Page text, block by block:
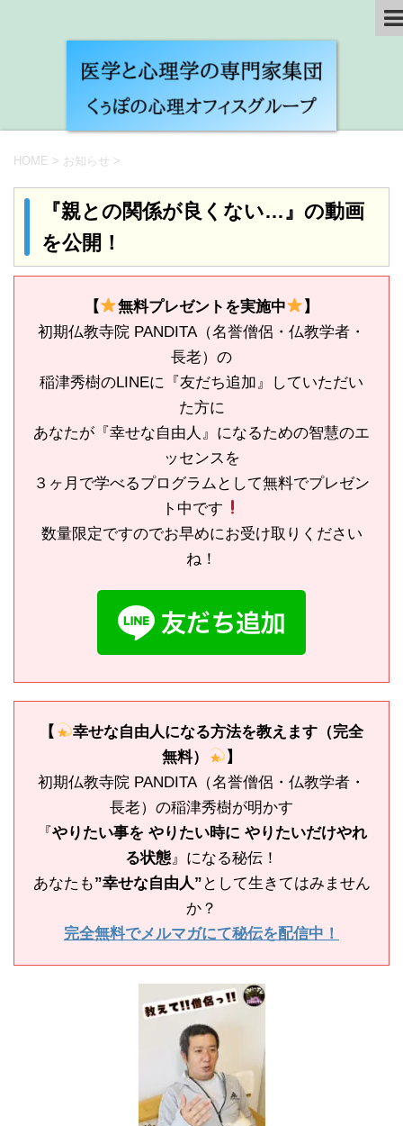
HOME > お知らせ >
『親との関係が良くない…』の動画
を公開！
【 無料プレゼントを実施中
】
初期仏教寺院 PANDITA（名誉僧侶・仏教学者・
長老）の
稲津秀樹のLINEに『友だち追加』していただい
た方に
あなたが『幸せな自由人』になるための智慧のエ
ッセンスを
３ヶ月で学べるプログラムとして無料でプレゼン
ト中です
数量限定ですのでお早めにお受け取りください
ね！
【
幸せな自由人になる方法を教えます（完全
無料）
】
初期仏教寺院 PANDITA（名誉僧侶・仏教学者・
長老）の稲津秀樹が明かす
『やりたい事を やりたい時に やりたいだけやれ
る状態 』になる秘伝！
あなたも”幸せな自由人” として生きてはみません
か？
完全無料でメルマガにて秘伝を配信中！